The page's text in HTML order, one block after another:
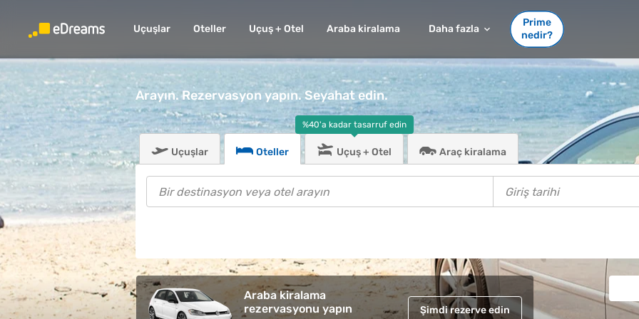
Uçuşlar Oteller Uçuş + Otel Araba kiralama Daha fazla
Prime
nedir?
Arayın. Rezervasyon yapın. Seyahat edin.
Uçuşlar Oteller
%40'a kadar tasarruf edin
Uçuş + Otel Araç kiralama
Araba kiralama
rezervasyonu yapın
Şimdi rezerve edin